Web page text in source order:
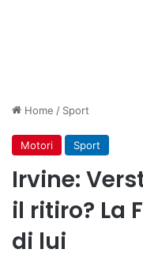
Home / Sport
Motori Sport
Irvine:
il ritiro? La
di lui